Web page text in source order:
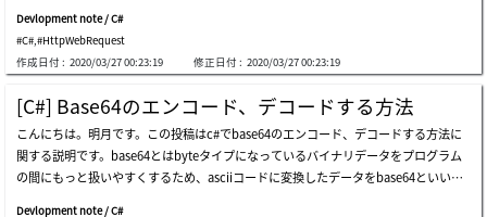
開発するのが最近のトレンドです。(必ずwebサーバではなく仕様によって違いま
す。)でも、逆にftpプロトコールはhttpプロトコールと似ていることが多し、以前よ
り良いライブラリも多いので、よく使うことになると様々なサービスのパフォーマン
ス改善によくなると思います。以前にftpサーバを構築する方法に関して説明したこ
とがあるから参考してください。link - [window] windowでftpサーバを構築する方
法link - [centos] ftpインストールする方法(vsftpd)上のソースをみればftpからリス
トを取得する時にディレクトリやファイルの区分がありません。もちろん、検索メソ
ッドをlistdirectoryではなく、listdirectorydetailでするとファイルとディレクトリの
区分ができますが、結果パーシングしなければならないし、様々なことに大変になる
のでtry~catchを利用してファイルとディレクトリを区分する方が簡単です。実はtry
webrequestはウェブページだけ読み込むことでスクレイピングとは意味が違いま
す。スクレイピングはウェブのレンダリング、つまり、javascriptの動的に処理され
たデータを読み込むデータを取得することです。httpwebrequestはウェブレンダリ
ングがされてない純粋なページの要素データを読み込むことです。httpプロトコール
は単純なソケット方法で要請(request)と応答(response)が終わればソケット接続を
終わらせる流れです。プロトコールの中でヘッダを定義して要請すればそのヘッダ値
に合わせて応答することがhttpプロトコールです。httpプロトコールはソケットでた
くさん使うオブジェクトです。それでc#にはhttpwebrequestのクラスがあってそれ
を簡単に接続してデータを取得できるようになっています。上のソースをテストする
Devlopment note / C#
#C#,#HttpWebRequest
作成日付 : 2020/03/27 00:23:19 修正日付 : 2020/03/27 00:23:19
[C#] Base64のエンコード、デコードする方法
こんにちは。明月です。この投稿はc#でbase64のエンコード、デコードする方法に
関する説明です。base64とはbyteタイプになっているバイナリデータをプログラム
の間にもっと扱いやすくするため、asciiコードに変換したデータをbase64といいま
Devlopment note / C#